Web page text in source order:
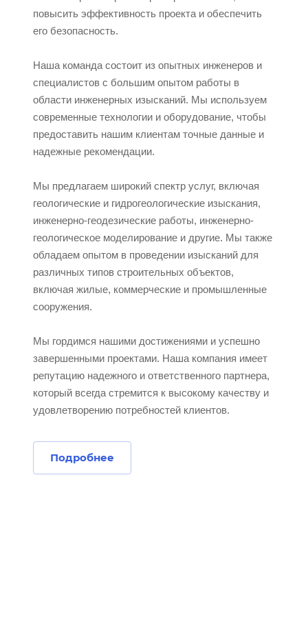
повысить эффективность проекта и обеспечить
его безопасность.
Наша команда состоит из опытных инженеров и
специалистов с большим опытом работы в
области инженерных изысканий. Мы используем
современные технологии и оборудование, чтобы
предоставить нашим клиентам точные данные и
надежные рекомендации.
Мы предлагаем широкий спектр услуг, включая
геологические и гидрогеологические изыскания,
инженерно-геодезические работы, инженерно-
геологическое моделирование и другие. Мы также
обладаем опытом в проведении изысканий для
различных типов строительных объектов,
включая жилые, коммерческие и промышленные
сооружения.
Мы гордимся нашими достижениями и успешно
завершенными проектами. Наша компания имеет
репутацию надежного и ответственного партнера,
который всегда стремится к высокому качеству и
удовлетворению потребностей клиентов.
Подробнее